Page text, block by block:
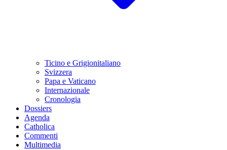
Ticino e Grigionitaliano
Svizzera
Papa e Vaticano
Internazionale
Cronologia
Dossiers
Agenda
Catholica
Commenti
Multimedia